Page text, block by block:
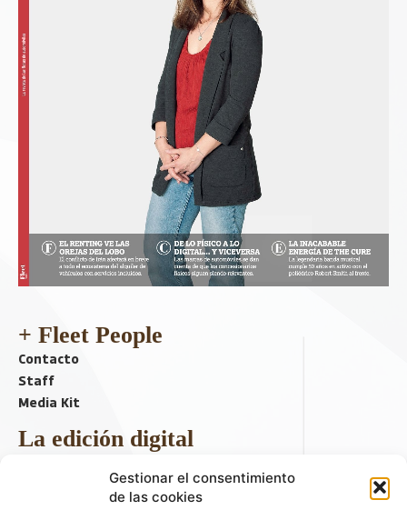
Gestionar el consentimiento
de las cookies
+ Fleet People
Contacto
Staff
Media Kit
La edición digital
Descargar último ejemplar
ir a hemeroteca